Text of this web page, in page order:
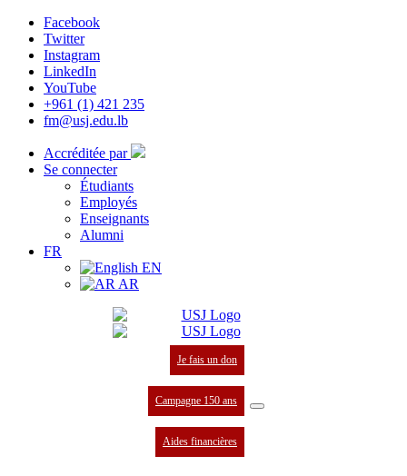
Facebook
Twitter
Instagram
LinkedIn
YouTube
+961 (1) 421 235
fm@usj.edu.lb
Accréditée par
Se connecter
Étudiants
Employés
Enseignants
Alumni
FR
EN
AR
Je fais un don
Campagne 150 ans
Aides financières